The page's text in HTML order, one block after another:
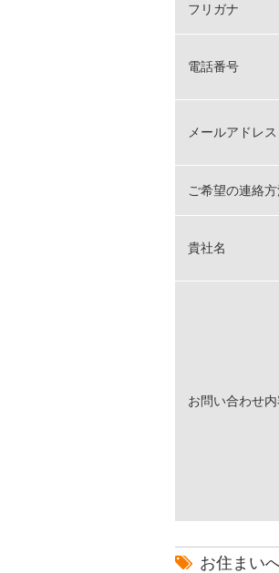
フリガナ
電話番号
メールアドレス
ご希望の連絡
貴社名
お問い合わせ内
お住まい